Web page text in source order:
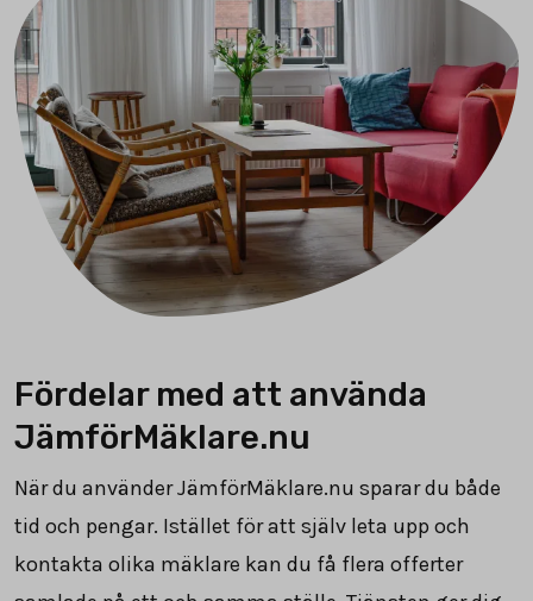
Fördelar med att använda
JämförMäklare.nu
När du använder JämförMäklare.nu sparar du både
tid och pengar. Istället för att själv leta upp och
kontakta olika mäklare kan du få flera offerter